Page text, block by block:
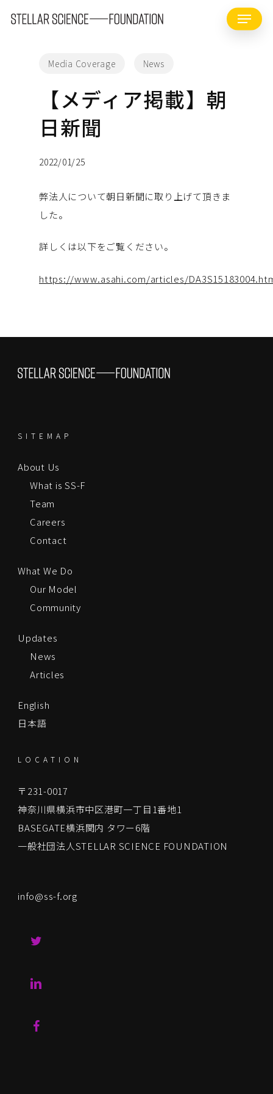
Menu
Media Coverage News
【メディア掲載】朝
日新聞
2022/01/25
弊法人について朝日新聞に取り上げて頂きま
した。
詳しくは以下をご覧ください。
https://www.asahi.com/articles/
SITEMAP
About Us
What is SS-F
Team
Careers
Contact
What We Do
Our Model
Community
Updates
News
Articles
English
日本語
LOCATION
〒231-0017
神奈川県横浜市中区港町一丁目1番地1
BASEGATE横浜関内 タワー6階
一般社団法人STELLAR SCIENCE FOUNDATION
info@ss-f.org